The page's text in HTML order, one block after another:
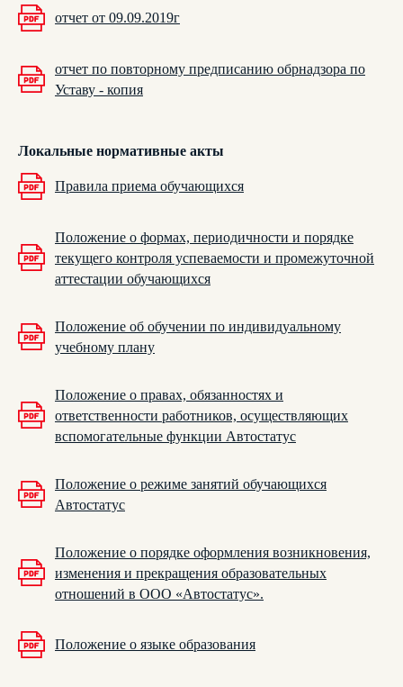
отчет от 09.09.2019г
отчет по повторному предписанию обрнадзора по
Уставу - копия
Локальные нормативные акты
Правила приема обучающихся
Положение о формах, периодичности и порядке
текущего контроля успеваемости и промежуточной
аттестации обучающихся
Положение об обучении по индивидуальному
учебному плану
Положение о правах, обязанностях и
ответственности работников, осуществляющих
вспомогательные функции Автостатус
Положение о режиме занятий обучающихся
Автостатус
Положение о порядке оформления возникновения,
изменения и прекращения образовательных
отношений в ООО «Автостатус».
Положение о языке образования
ПОДПИШИСЬ
+7 (383) 207-57-17